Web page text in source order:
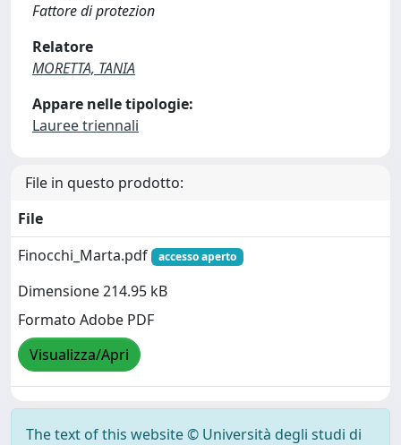
Fattore di protezion
Relatore
MORETTA, TANIA
Appare nelle tipologie:
Lauree triennali
File in questo prodotto:
File
Finocchi_Marta.pdf
accesso aperto
Dimensione 214.95 kB
Formato Adobe PDF
Visualizza/Apri
The text of this website © Università degli studi di